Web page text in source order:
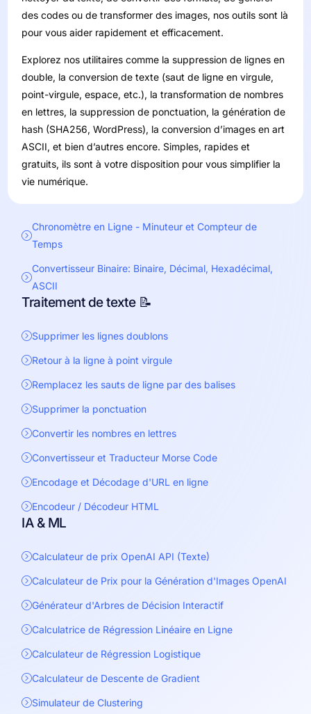
des codes ou de transformer des images, nos outils sont là
pour vous aider rapidement et efficacement.
Explorez nos utilitaires comme la suppression de lignes en
double, la conversion de texte (saut de ligne en virgule,
point-virgule, espace, etc.), la transformation de nombres
en lettres, la suppression de ponctuation, la génération de
hash (SHA256, WordPress), la conversion d’images en art
ASCII, et bien d’autres encore. Simples, rapides et
gratuits, ils sont à votre disposition pour vous simplifier la
vie numérique.
Chronomètre en Ligne - Minuteur et Compteur de
Temps
Convertisseur Binaire: Binaire, Décimal, Hexadécimal,
ASCII
Traitement de texte 📝
Supprimer les lignes doublons
Retour à la ligne à point virgule
Remplacez les sauts de ligne par des balises
Supprimer la ponctuation
Convertir les nombres en lettres
Convertisseur et Traducteur Morse Code
Encodage et Décodage d'URL en ligne
Encodeur / Décodeur HTML
IA & ML
Calculateur de prix OpenAI API (Texte)
Calculateur de Prix pour la Génération d'Images OpenAI
Générateur d'Arbres de Décision Interactif
Calculatrice de Régression Linéaire en Ligne
Calculateur de Régression Logistique
Calculateur de Descente de Gradient
Simulateur de Clustering